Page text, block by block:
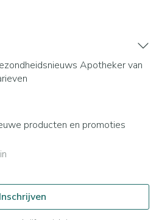
Apotheker van
producten en promoties
Inschrijven